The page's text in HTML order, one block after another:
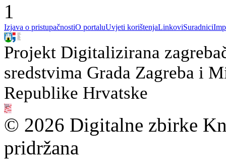
1
Izjava o pristupačnostiO portaluUvjeti korištenjaLinkoviSuradnici
Projekt Digitalizirana
sredstvima Grada Zagreba i
Republike Hrvatske
© 2026 Digitalne zbirke
pridržana